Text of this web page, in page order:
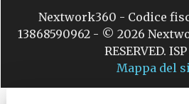
Nextwork360 - Codice
13868590962 - © 2026
RESERVED.
Mappa del